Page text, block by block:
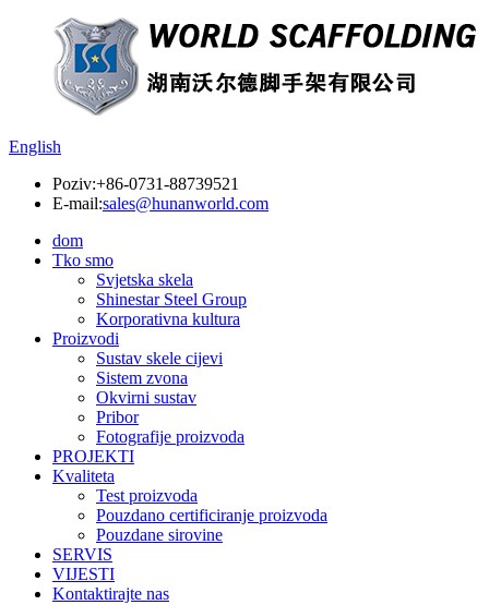
English
Poziv:+86-0731-88739521
E-mail:sales@hunanworld.com
dom
Tko smo
Svjetska skela
Shinestar Steel Group
Korporativna kultura
Proizvodi
Sustav skele cijevi
Sistem zvona
Okvirni sustav
Pribor
Fotografije proizvoda
PROJEKTI
Kvaliteta
Test proizvoda
Pouzdano certificiranje proizvoda
Pouzdane sirovine
SERVIS
VIJESTI
Kontaktirajte nas